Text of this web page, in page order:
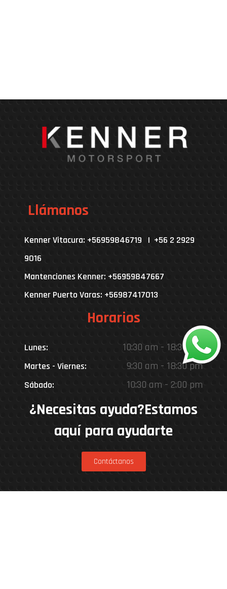
Llámanos
Kenner Vitacura: +56959846719 | +56 2 2929
9016
Mantenciones Kenner: +56959847667
Kenner Puerto Varas: +56987417013
Horarios
Lunes: 10:30 am - 18:30 pm
Martes - Viernes: 9:30 am - 18:30 pm
Sábado: 10:30 am - 2:00 pm
¿Necesitas ayuda?Estamos
aquí para ayudarte
Contáctanos